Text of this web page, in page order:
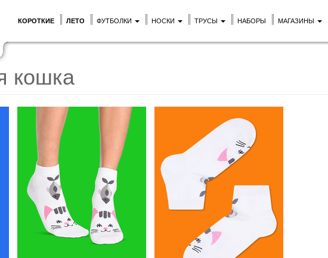
КОРОТКИЕ ЛЕТО ФУТБОЛКИ НОСКИ ТРУСЫ НАБОРЫ МАГАЗИНЫ
кошка